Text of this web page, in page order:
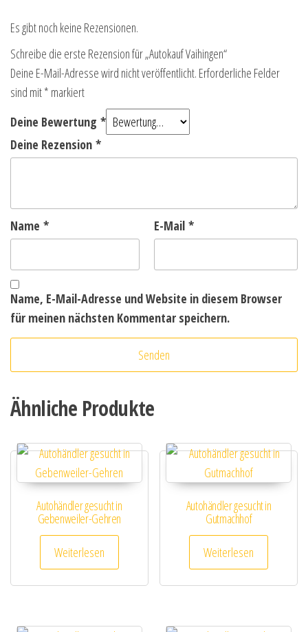
Es gibt noch keine Rezensionen.
Schreibe die erste Rezension für „Autokauf Vaihingen“
Deine E-Mail-Adresse wird nicht veröffentlicht. Erforderliche Felder
sind mit* markiert
Deine Bewertung *
Deine Rezension *
Name * E-Mail *
Name, E-Mail-Adresse und Website in diesem Browser
für meinen nächsten Kommentar speichern.
Ähnliche Produkte
Autohändler gesucht in
Gebenweiler-Gehren
Weiterlesen
Autohändler gesucht in
Gutmachhof
Weiterlesen